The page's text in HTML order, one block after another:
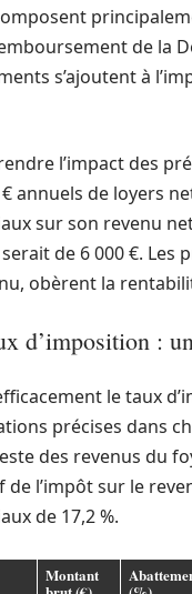
de la
s’ajoutent à
l’impact des
annuels de loyers
sur son revenu
de 6 000 €. Les
obèrent la
d’imposition :
le taux
précises dans
des revenus du
l’impôt sur le
de 17,2 %.
Montant